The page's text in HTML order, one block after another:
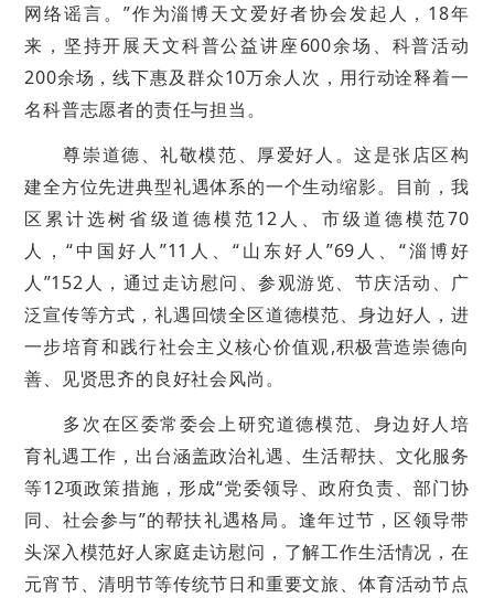
网络谣言。”作为淄博天文爱好者协会发起人，18年
来，坚持开展天文科普公益讲座600余场、科普活动
200余场，线下惠及群众10万余人次，用行动诠释着一
名科普志愿者的责任与担当。
尊崇道德、礼敬模范、厚爱好人。这是张店区构
建全方位先进典型礼遇体系的一个生动缩影。目前，我
区累计选树省级道德模范12人、市级道德模范70
人，“中国好人”11人、“山东好人”69人、“淄博好
人”152人，通过走访慰问、参观游览、节庆活动、广
泛宣传等方式，礼遇回馈全区道德模范、身边好人，进
一步培育和践行社会主义核心价值观,积极营造崇德向
善、见贤思齐的良好社会风尚。
多次在区委常委会上研究道德模范、身边好人培
育礼遇工作，出台涵盖政治礼遇、生活帮扶、文化服务
等12项政策措施，形成“党委领导、政府负责、部门协
同、社会参与”的帮扶礼遇格局。逢年过节，区领导带
头深入模范好人家庭走访慰问，了解工作生活情况，在
元宵节、清明节等传统节日和重要文旅、体育活动节点